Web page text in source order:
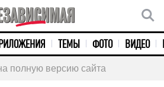
ТЕМЫ ФОТО ВИДЕО
полную версию сайта